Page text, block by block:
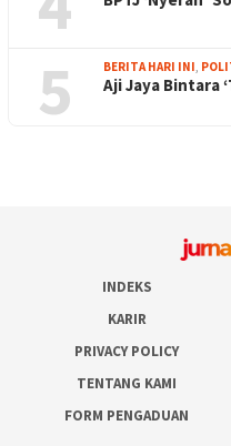
5 BERITA HARI INI
Aji Jaya Bintara
INDEKS
KARIR
PRIVACY POLICY
TENTANG KAMI
FORM PENGADUAN